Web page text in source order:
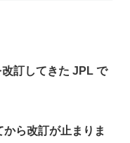
訂してきた JPL で
ら改訂が止まりま